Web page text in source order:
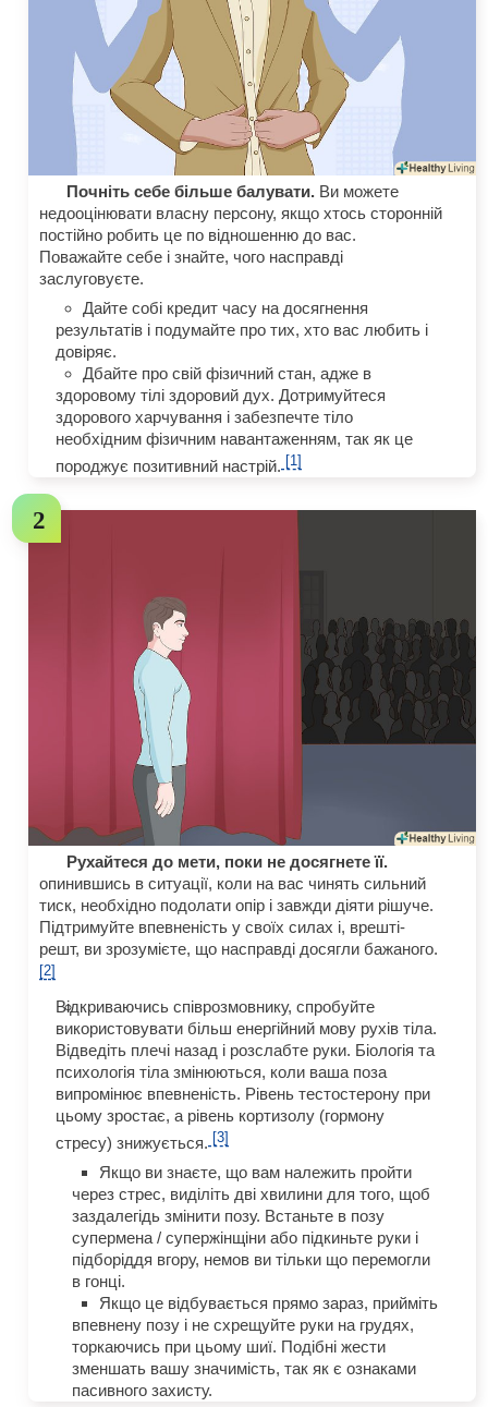
Почніть себе більше балувати. Ви можете
недооцінювати власну персону, якщо хтось сторонній
постійно робить це по відношенню до вас.
Поважайте себе і знайте, чого насправді
заслуговуєте.
Дайте собі кредит часу на досягнення
результатів і подумайте про тих, хто вас любить і
довіряє.
Дбайте про свій фізичний стан, адже в
здоровому тілі здоровий дух. Дотримуйтеся
здорового харчування і забезпечте тіло
необхідним фізичним навантаженням, так як це
породжує позитивний настрій. [1]
Рухайтеся до мети, поки не досягнете її.
опинившись в ситуації, коли на вас чинять сильний
тиск, необхідно подолати опір і завжди діяти рішуче.
Підтримуйте впевненість у своїх силах і, врешті-
решт, ви зрозумієте, що насправді досягли бажаного.
[2]
Відкриваючись співрозмовнику, спробуйте
використовувати більш енергійний мову рухів тіла.
Відведіть плечі назад і розслабте руки. Біологія та
психологія тіла змінюються, коли ваша поза
випромінює впевненість. Рівень тестостерону при
цьому зростає, а рівень кортизолу (гормону
стресу) знижується. [3]
Якщо ви знаєте, що вам належить пройти
через стрес, виділіть дві хвилини для того, щоб
заздалегідь змінити позу. Встаньте в позу
супермена / супержінщіни або підкиньте руки і
підборіддя вгору, немов ви тільки що перемогли
в гонці.
Якщо це відбувається прямо зараз, прийміть
впевнену позу і не схрещуйте руки на грудях,
торкаючись при цьому шиї. Подібні жести
зменшать вашу значимість, так як є ознаками
пасивного захисту.